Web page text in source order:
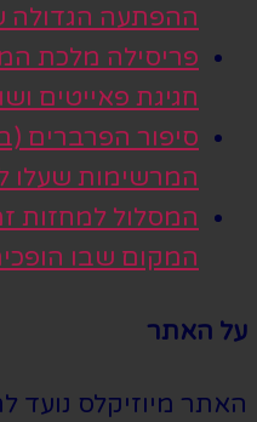
ההפתעה הגדולה
פריסילה מלכת
חגיגת פאייטים
סיפור הפרברים
המרשימות שעלו
המסלול למחזות
המקום שבו
על האתר
האתר מיוזיקלס